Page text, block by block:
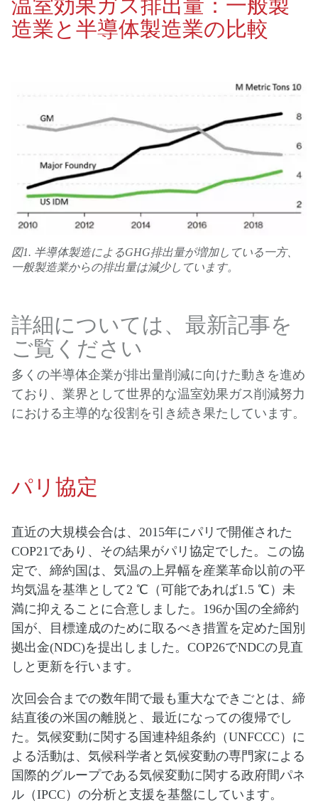
温室効果ガス排出量：一般製
造業と半導体製造業の比較
図1. 半導体製造によるGHG排出量が増加している一方、
一般製造業からの排出量は減少しています。
詳細については、最新記事を
ご覧ください
多くの半導体企業が排出量削減に向けた動きを進め
ており、業界として世界的な温室効果ガス削減努力
における主導的な役割を引き続き果たしています。
パリ協定
直近の大規模会合は、2015年にパリで開催された
COP21であり、その結果がパリ協定でした。この協
定で、締約国は、気温の上昇幅を産業革命以前の平
均気温を基準として2 ℃（可能であれば1.5 ℃）未
満に抑えることに合意しました。196か国の全締約
国が、目標達成のために取るべき措置を定めた国別
拠出金(NDC)を提出しました。COP26でNDCの見直
しと更新を行います。
次回会合までの数年間で最も重大なできごとは、締
結直後の米国の離脱と、最近になっての復帰でし
た。気候変動に関する国連枠組条約（UNFCCC）に
よる活動は、気候科学者と気候変動の専門家による
国際的グループである気候変動に関する政府間パネ
ル（IPCC）の分析と支援を基盤にしています。